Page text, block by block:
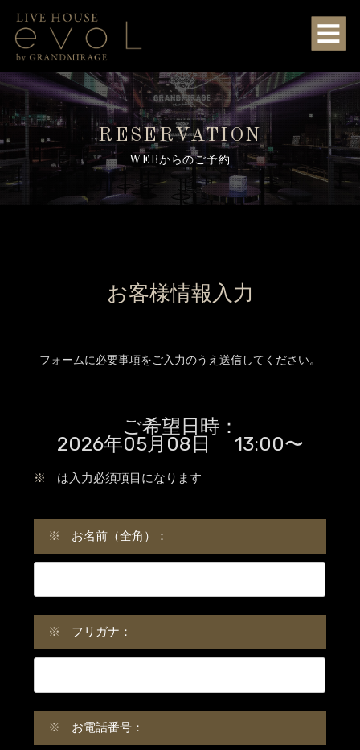
RESERVATION
WEBからのご予約
お客様情報入力
フォームに必要事項をご入力のうえ送信してください。
ご希望日時：
2026年05月08日 13:00〜
※ は入力必須項目になります
※ お名前（全角）：
※ フリガナ：
※ お電話番号：